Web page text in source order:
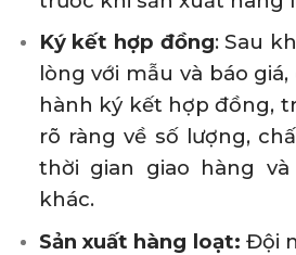
Ký kết hợp đồng: Sau
lòng với mẫu và báo
hành ký kết hợp đồng,
rõ ràng về số lượng,
thời gian giao hàng
khác.
Sản xuất hàng loạt: Đội